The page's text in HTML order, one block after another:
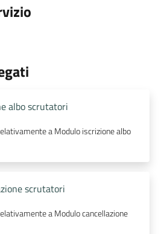
albo scrutatori
a Modulo iscrizione albo
scrutatori
a Modulo cancellazione